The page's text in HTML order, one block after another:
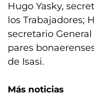
Hugo Yasky,
los Trabajadores;
secretario
pares
de Isasi.
Más noticias